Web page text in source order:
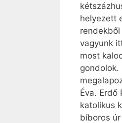
helyezett
vagyunk
most
gondolok.
Éva.
katolikus
bíboros